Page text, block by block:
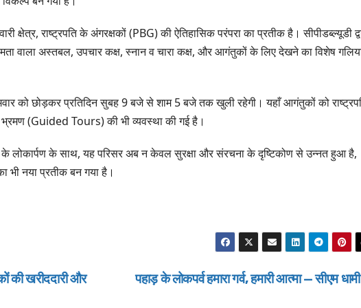
क्षेत्र, राष्ट्रपति के अंगरक्षकों (PBG) की ऐतिहासिक परंपरा का प्रतीक है। सीपीडब्ल्यूडी
वाला अस्तबल, उपचार कक्ष, स्नान व चारा कक्ष, और आगंतुकों के लिए देखने का विशेष
को छोड़कर प्रतिदिन सुबह 9 बजे से शाम 5 बजे तक खुली रहेगी। यहाँ आगंतुकों को
भ्रमण (Guided Tours) की भी व्यवस्था की गई है।
के लोकार्पण के साथ, यह परिसर अब न केवल सुरक्षा और संरचना के दृष्टिकोण से उन्नत हुआ है,
भी नया प्रतीक बन गया है।
पहाड़ के लोकपर्व हमारा गर्व, हमारी आत्मा — सीएम धामी
की खरीददारी और
डीएम ने किया